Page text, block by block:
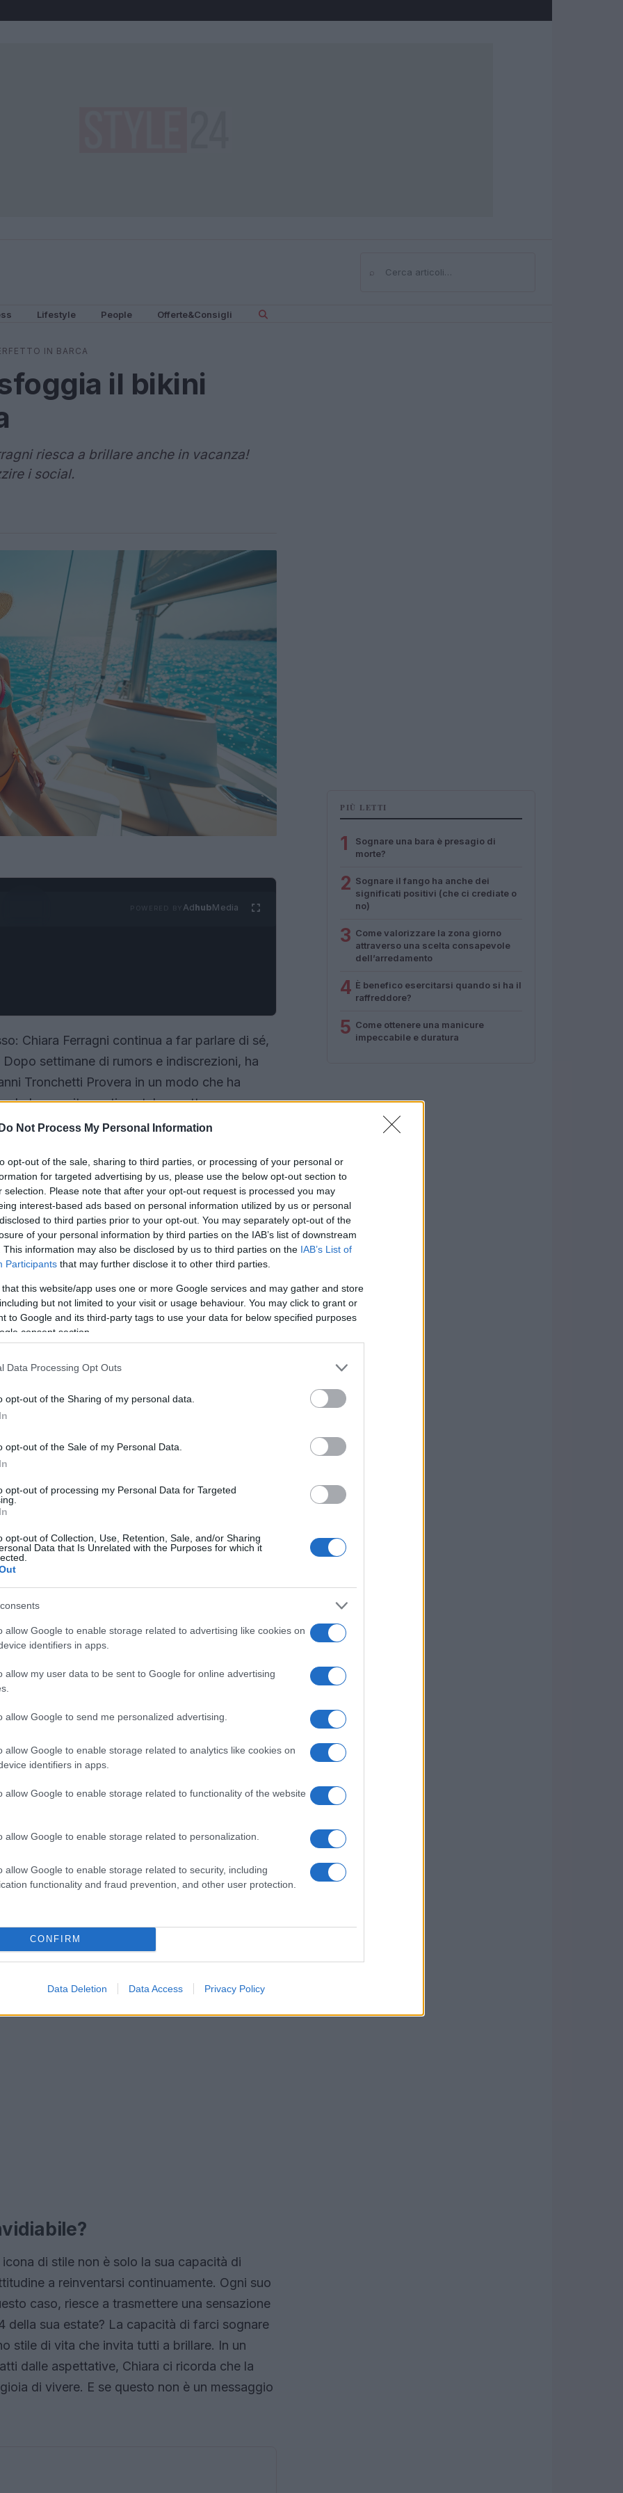
Do Not Process My Personal Information
opt-out of the sale, sharing to third parties, or processing of your personal or
for targeted advertising by us, please use the below opt-out section to
selection. Please note that after your opt-out request is processed you may
interest-based ads based on personal information utilized by us or personal
to third parties prior to your opt-out. You may separately opt-out of the
of your personal information by third parties on the IAB’s list of downstream
This information may also be disclosed by us to third parties on the IAB’s List of
Participants that may further disclose it to other third parties.
that this website/app uses one or more Google services and may gather and store
but not limited to your visit or usage behaviour. You may click to grant or
to Google and its third-party tags to use your data for below specified purposes
consent section.
Data Processing Opt Outs
opt-out of the Sharing of my personal data.
opt-out of the Sale of my Personal Data.
opt-out of processing my Personal Data for Targeted
opt-out of Collection, Use, Retention, Sale, and/or Sharing
Data that Is Unrelated with the Purposes for which it
allow Google to enable storage related to advertising like cookies on
identifiers in apps.
allow my user data to be sent to Google for online advertising
allow Google to send me personalized advertising.
allow Google to enable storage related to analytics like cookies on
identifiers in apps.
allow Google to enable storage related to functionality of the website
allow Google to enable storage related to personalization.
allow Google to enable storage related to security, including
functionality and fraud prevention, and other user protection.
CONFIRM
Data Deletion Data Access Privacy Policy
⌕Cerca
Lifestyle People Offerte&Consigli
IN BARCA
il bikini
riesca a brillare anche in vacanza!
i social.
AdhubMedia
Chiara Ferragni continua a far parlare di sé,
settimane di rumors e indiscrezioni, ha
Tronchetti Provera in un modo che ha
la sua vita sentimentale a catturare
proprio inno alle tendenze più cool del
sole splende, il mare è cristallino e Chiara si
più cari e al nuovo compagno, Giovanni. La
social, in cui appaiono sorridenti, abbracciati
solo un luccichio che simboleggia una nuova
Questo gesto ha fatto esplodere i
vale più di mille parole. Chi non
da un’atmosfera estiva così magica?
e pareo trendy
un bikini con un motivo floreale che fa
perfettamente in un design a
è tutto! Per completare il look, ha
da dettagli rossi che catturano
è incredibilmente chic e rappresenta
Chiara dimostra che non servono outfit
un tocco di eleganza. Chi non vorrebbe
le proprie vacanze? Immagina di indossare
in riva al mare!
comfort e glamour. La scelta di un bikini e di
dove la praticità incontra l’estetica. Non è
rinunciare alla comodità?
di stile non è solo la sua capacità di
a reinventarsi continuamente. Ogni suo
caso, riesce a trasmettere una sensazione
della sua estate? La capacità di farci sognare
stile di vita che invita tutti a brillare. In un
dalle aspettative, Chiara ci ricorda che la
di vivere. E se questo non è un messaggio
PIÙ LETTI
1
Sognare una bara è presagio di
morte?
2 Sognare il fango ha anche dei
significati positivi (che ci crediate o
no)
3 Come valorizzare la zona giorno
attraverso una scelta consapevole
dell’arredamento
4 È benefico esercitarsi quando si ha il
raffreddore?
5 Come ottenere una manicure
impeccabile e duratura